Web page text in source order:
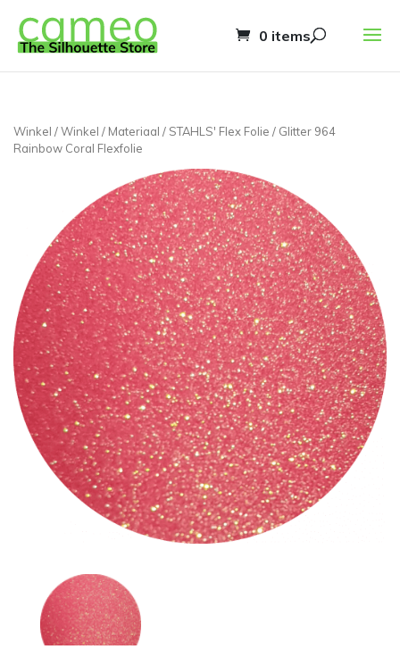
0 items
Winkel /Winkel / Materiaal / STAHLS' Flex Folie / Glitter 964
Rainbow Coral Flexfolie